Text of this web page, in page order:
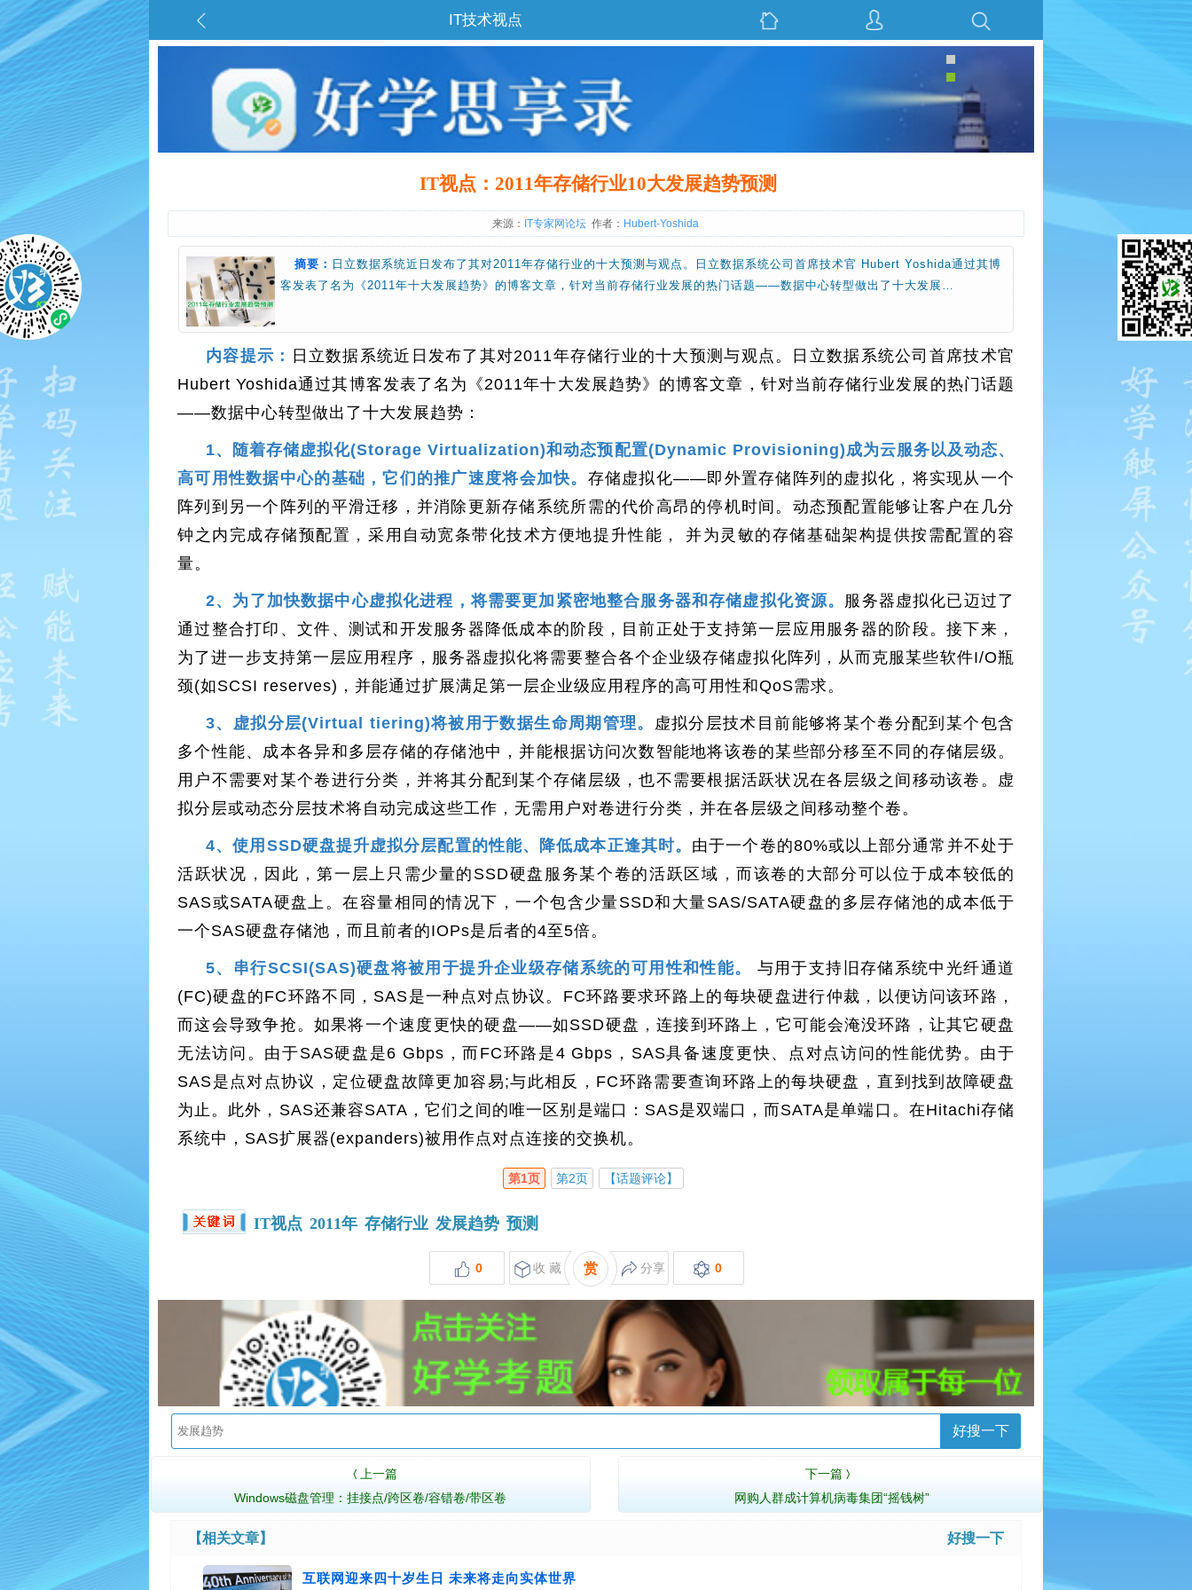
IT技术视点
IT视点：2011年存储行业10大发展趋势预测
来源： IT专家网论坛 作者： Hubert-Yoshida
摘要： 日立数据系统近日发布了其对2011年存储行业的十大预测与观点。日立数据系统公司首席技术官 Hubert Yoshida通过其博
客发表了名为《2011年十大发展趋势》的博客文章，针对当前存储行业发展的热门话题——数据中心转型做出了十大发展…
内容提示：
日立数据系统近日发布了其对2011年存储行业的十大预测与观点。日立数据系统公司首席技术官
Hubert Yoshida通过其博客发表了名为《2011年十大发展趋势》的博客文章，针对当前存储行业发展的热门话题
——数据中心转型做出了十大发展趋势：
1、随着存储虚拟化(Storage Virtualization)和动态预配置(Dynamic Provisioning)成为云服务以及动态、
高可用性数据中心的基础，它们的推广速度将会加快。 存储虚拟化——即外置存储阵列的虚拟化，将实现从一个
阵列到另一个阵列的平滑迁移，并消除更新存储系统所需的代价高昂的停机时间。动态预配置能够让客户在几分
钟之内完成存储预配置，采用自动宽条带化技术方便地提升性能， 并为灵敏的存储基础架构提供按需配置的容
量。
2、为了加快数据中心虚拟化进程，将需要更加紧密地整合服务器和存储虚拟化资源。 服务器虚拟化已迈过了
通过整合打印、文件、测试和开发服务器降低成本的阶段，目前正处于支持第一层应用服务器的阶段。接下来，
为了进一步支持第一层应用程序，服务器虚拟化将需要整合各个企业级存储虚拟化阵列，从而克服某些软件I/O瓶
颈(如SCSI reserves)，并能通过扩展满足第一层企业级应用程序的高可用性和QoS需求。
3、虚拟分层(Virtual tiering)将被用于数据生命周期管理。 虚拟分层技术目前能够将某个卷分配到某个包含
多个性能、成本各异和多层存储的存储池中，并能根据访问次数智能地将该卷的某些部分移至不同的存储层级。
用户不需要对某个卷进行分类，并将其分配到某个存储层级，也不需要根据活跃状况在各层级之间移动该卷。虚
拟分层或动态分层技术将自动完成这些工作，无需用户对卷进行分类，并在各层级之间移动整个卷。
4、使用SSD硬盘提升虚拟分层配置的性能、降低成本正逢其时。 由于一个卷的80%或以上部分通常并不处于
活跃状况，因此，第一层上只需少量的SSD硬盘服务某个卷的活跃区域，而该卷的大部分可以位于成本较低的
SAS或SATA硬盘上。在容量相同的情况下，一个包含少量SSD和大量SAS/SATA硬盘的多层存储池的成本低于
一个SAS硬盘存储池，而且前者的IOPs是后者的4至5倍。
5、串行SCSI(SAS)硬盘将被用于提升企业级存储系统的可用性和性能。
与用于支持旧存储系统中光纤通道
(FC)硬盘的FC环路不同，SAS是一种点对点协议。FC环路要求环路上的每块硬盘进行仲裁，以便访问该环路，
而这会导致争抢。如果将一个速度更快的硬盘——如SSD硬盘，连接到环路上，它可能会淹没环路，让其它硬盘
无法访问。由于SAS硬盘是6 Gbps，而FC环路是4 Gbps，SAS具备速度更快、点对点访问的性能优势。由于
SAS是点对点协议，定位硬盘故障更加容易;与此相反，FC环路需要查询环路上的每块硬盘，直到找到故障硬盘
为止。此外，SAS还兼容SATA，它们之间的唯一区别是端口：SAS是双端口，而SATA是单端口。在Hitachi存储
系统中，SAS扩展器(expanders)被用作点对点连接的交换机。
第1页 第2页 【话题评论】
IT视点 2011年 存储行业 发展趋势 预测
0 收 藏 赏 分享 0
好搜一下
〈
上一篇
Windows磁盘管理：挂接点/跨区卷/容错卷/带区卷
下一篇 〉
网购人群成计算机病毒集团“摇钱树”
【相关文章】 好搜一下
互联网迎来四十岁生日 未来将走向实体世界